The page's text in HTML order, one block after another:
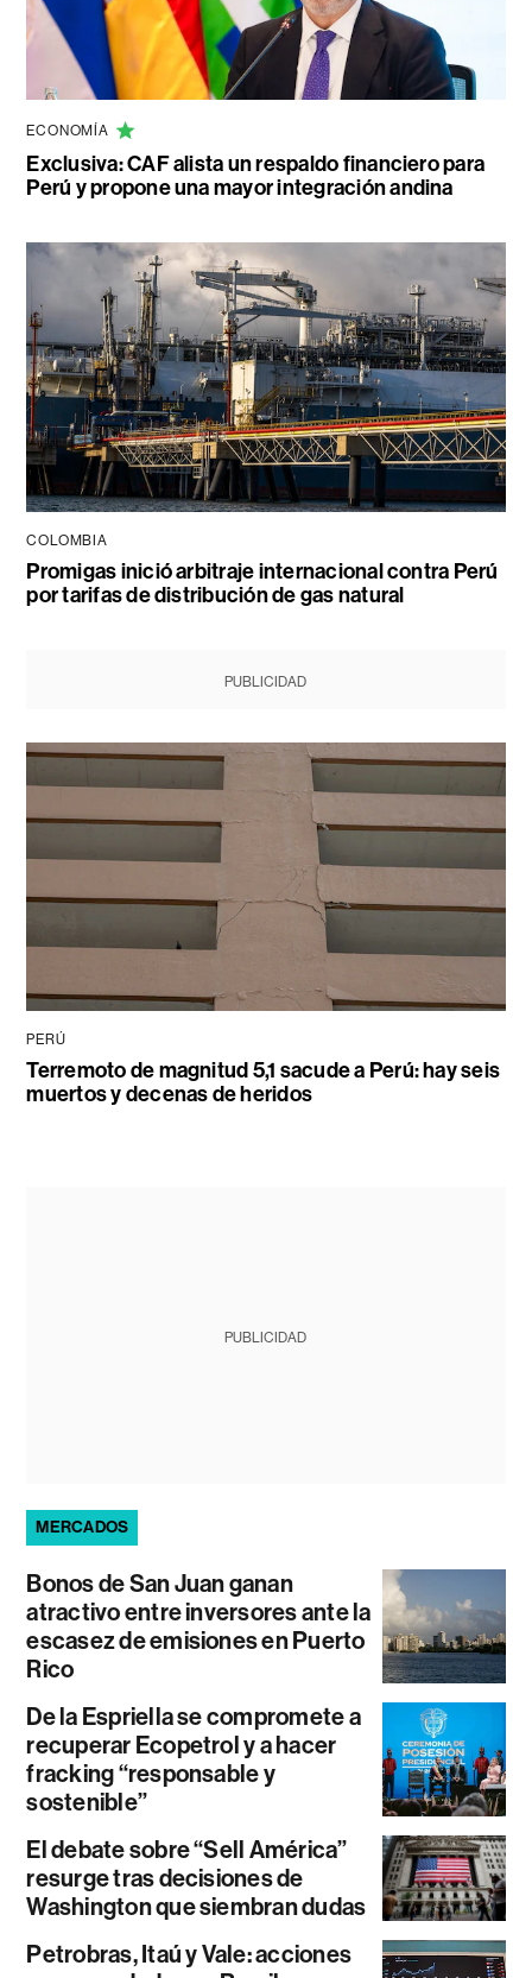
ECONOMÍA
Exclusiva: CAF alista un respaldo financiero para
Perú y propone una mayor integración andina
COLOMBIA
Promigas inició arbitraje internacional contra Perú
por tarifas de distribución de gas natural
PUBLICIDAD
PERÚ
Terremoto de magnitud 5,1 sacude a Perú: hay seis
muertos y decenas de heridos
PUBLICIDAD
MERCADOS
Bonos de San Juan ganan
atractivo entre inversores ante la
escasez de emisiones en Puerto
Rico
De la Espriella se compromete a
recuperar Ecopetrol y a hacer
fracking “responsable y
sostenible”
El debate sobre “Sell América”
resurge tras decisiones de
Washington que siembran dudas
Petrobras, Itaú y Vale: acciones